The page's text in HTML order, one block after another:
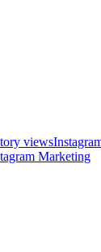
views
Marketing